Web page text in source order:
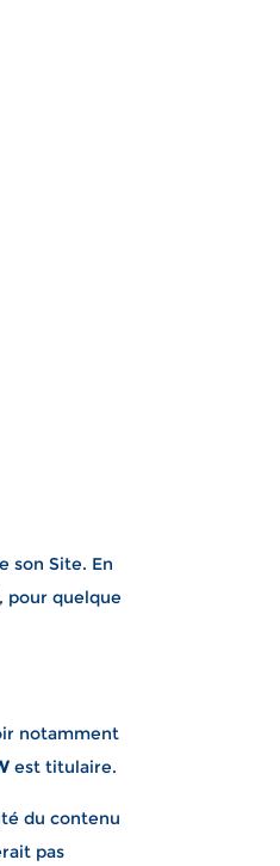
son Site. En
pour quelque
notamment
est titulaire.
du contenu
pas